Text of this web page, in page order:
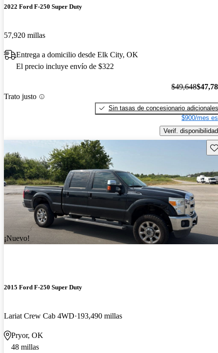
2022 Ford F-250 Super Duty
57,920 millas
Entrega a domicilio desde Elk City, OK
El precio incluye envío de $322
Trato justo
$49,648
Sin tasas de concesionario adicionales
$900/mes
Verif. disponibilidad
¡Nuevo!
2015 Ford F-250 Super Duty
Lariat Crew Cab 4WD 193,490 millas
Pryor, OK
48 millas